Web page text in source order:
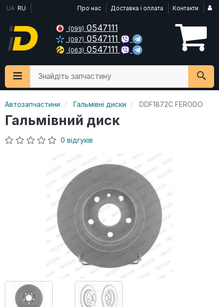
UA RU Про нас Доставка і оплата Контакти
(099) 0547111
(097) 0547111
(063) 0547111
Знайдіть запчастину
Автозапчастини Гальмівні диски DDF1872C FERODO
Гальмівний диск
0 відгуків